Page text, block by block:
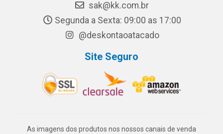
sak@kk.com.br
Segunda a Sexta: 09:00 as 17:00
@deskontaoatacado
Site Seguro
As imagens dos produtos nos nossos canais de venda